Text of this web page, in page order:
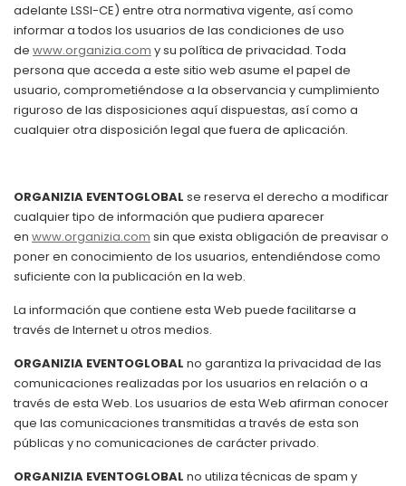
adelante LSSI-CE) entre otra normativa vigente, así como
informar a todos los usuarios de las condiciones de uso
de www.organizia.com y su política de privacidad. Toda
persona que acceda a este sitio web asume el papel de
usuario, comprometiéndose a la observancia y cumplimiento
riguroso de las disposiciones aquí dispuestas, así como a
cualquier otra disposición legal que fuera de aplicación.
ORGANIZIA EVENTOGLOBAL se reserva el derecho a modificar
cualquier tipo de información que pudiera aparecer
en www.organizia.com sin que exista obligación de preavisar o
poner en conocimiento de los usuarios, entendiéndose como
suficiente con la publicación en la web.
La información que contiene esta Web puede facilitarse a
través de Internet u otros medios.
ORGANIZIA EVENTOGLOBAL no garantiza la privacidad de las
comunicaciones realizadas por los usuarios en relación o a
través de esta Web. Los usuarios de esta Web afirman conocer
que las comunicaciones transmitidas a través de esta son
públicas y no comunicaciones de carácter privado.
ORGANIZIA EVENTOGLOBAL no utiliza técnicas de spam y